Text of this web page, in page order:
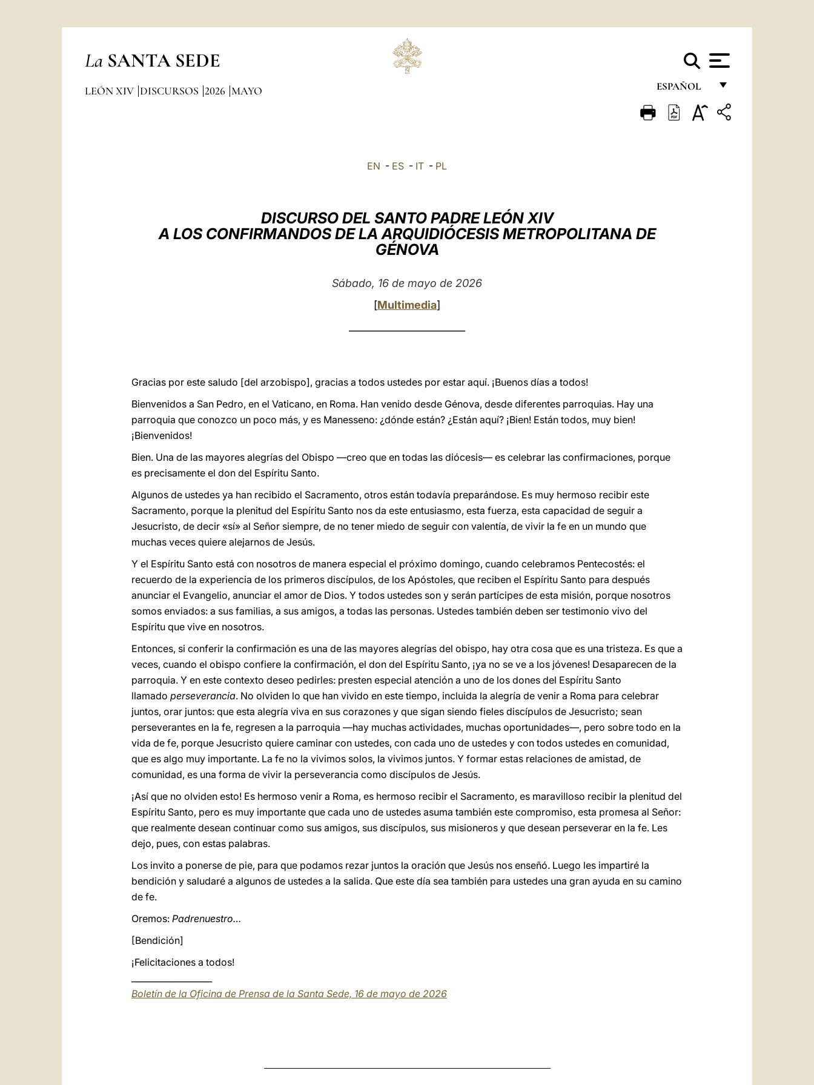
La SANTA SEDE
ESPAÑOL
FRANÇAIS
DEUTSCH
LEÓN XIV DISCURSOS 2026 MAYO
EN - ES - IT - PL
DISCURSO DEL SANTO PADRE LEÓN XIV
A LOS CONFIRMANDOS DE LA ARQUIDIÓCESIS METROPOLITANA DE
GÉNOVA
Sábado, 16 de mayo de 2026
[Multimedia]
Gracias por este saludo [del arzobispo], gracias a todos ustedes por estar aquí. ¡Buenos días a todos!
Bienvenidos a San Pedro, en el Vaticano, en Roma. Han venido desde Génova, desde diferentes parroquias. Hay una
parroquia que conozco un poco más, y es Manesseno: ¿dónde están? ¿Están aquí? ¡Bien! Están todos, muy bien!
¡Bienvenidos!
Bien. Una de las mayores alegrías del Obispo —creo que en todas las diócesis— es celebrar las confirmaciones, porque
es precisamente el don del Espíritu Santo.
Algunos de ustedes ya han recibido el Sacramento, otros están todavía preparándose. Es muy hermoso recibir este
Sacramento, porque la plenitud del Espíritu Santo nos da este entusiasmo, esta fuerza, esta capacidad de seguir a
Jesucristo, de decir «sí» al Señor siempre, de no tener miedo de seguir con valentía, de vivir la fe en un mundo que
muchas veces quiere alejarnos de Jesús.
Y el Espíritu Santo está con nosotros de manera especial el próximo domingo, cuando celebramos Pentecostés: el
recuerdo de la experiencia de los primeros discípulos, de los Apóstoles, que reciben el Espíritu Santo para después
anunciar el Evangelio, anunciar el amor de Dios. Y todos ustedes son y serán partícipes de esta misión, porque nosotros
somos enviados: a sus familias, a sus amigos, a todas las personas. Ustedes también deben ser testimonio vivo del
Espíritu que vive en nosotros.
Entonces, si conferir la confirmación es una de las mayores alegrías del obispo, hay otra cosa que es una tristeza. Es que a
veces, cuando el obispo confiere la confirmación, el don del Espíritu Santo, ¡ya no se ve a los jóvenes! Desaparecen de la
parroquia. Y en este contexto deseo pedirles: presten especial atención a uno de los dones del Espíritu Santo
llamado perseverancia. No olviden lo que han vivido en este tiempo, incluida la alegría de venir a Roma para celebrar
juntos, orar juntos: que esta alegría viva en sus corazones y que sigan siendo fieles discípulos de Jesucristo; sean
perseverantes en la fe, regresen a la parroquia —hay muchas actividades, muchas oportunidades—, pero sobre todo en la
vida de fe, porque Jesucristo quiere caminar con ustedes, con cada uno de ustedes y con todos ustedes en comunidad,
que es algo muy importante. La fe no la vivimos solos, la vivimos juntos. Y formar estas relaciones de amistad, de
comunidad, es una forma de vivir la perseverancia como discípulos de Jesús.
¡Así que no olviden esto! Es hermoso venir a Roma, es hermoso recibir el Sacramento, es maravilloso recibir la plenitud del
Espíritu Santo, pero es muy importante que cada uno de ustedes asuma también este compromiso, esta promesa al Señor:
que realmente desean continuar como sus amigos, sus discípulos, sus misioneros y que desean perseverar en la fe. Les
dejo, pues, con estas palabras.
Los invito a ponerse de pie, para que podamos rezar juntos la oración que Jesús nos enseñó. Luego les impartiré la
bendición y saludaré a algunos de ustedes a la salida. Que este día sea también para ustedes una gran ayuda en su camino
de fe.
Oremos: Padrenuestro…
[Bendición]
¡Felicitaciones a todos!
Boletín de la Oficina de Prensa de la Santa Sede, 16 de mayo de 2026